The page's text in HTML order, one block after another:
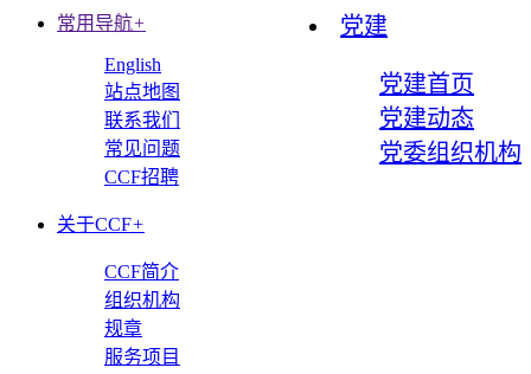
党建
党建首页
党建动态
党委组织机构
常用导航+
English
站点地图
联系我们
常见问题
CCF招聘
关于CCF+
CCF简介
组织机构
规章
服务项目